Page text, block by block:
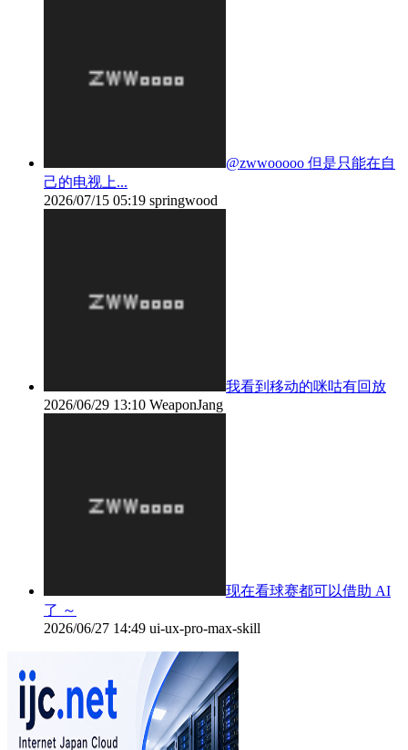
@zwwooooo 但是只能在自
己的电视上...
2026/07/15 05:19 springwood
我看到移动的咪咕有回放
2026/06/29 13:10 WeaponJang
现在看球赛都可以借助 AI
了 ～
2026/06/27 14:49 ui-ux-pro-max-skill